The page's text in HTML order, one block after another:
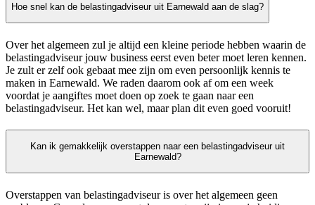
Hoe snel kan de belastingadviseur uit Earnewald aan de slag?
Over het algemeen zul je altijd een kleine periode hebben waarin de
belastingadviseur jouw business eerst even beter moet leren kennen.
Je zult er zelf ook gebaat mee zijn om even persoonlijk kennis te
maken in Earnewald. We raden daarom ook af om een week
voordat je aangiftes moet doen op zoek te gaan naar een
belastingadviseur. Het kan wel, maar plan dit even goed vooruit!
Kan ik gemakkelijk overstappen naar een belastingadviseur uit
Earnewald?
Overstappen van belastingadviseur is over het algemeen geen